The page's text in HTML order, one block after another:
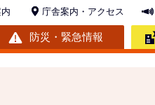
庁舎案内・アクセス
防災・緊急情報